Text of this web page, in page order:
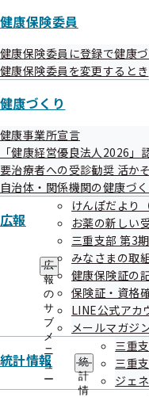
健康保険委員
健康保険委員に登録で健康
健康保険委員を変更するとき
健康づくり
健康事業所宣言
「健康経営優良法人2026」
要治療者への受診勧奨 活か
自治体・関係機関の健康づ
広報
広
報
の
サ
ブ
メ
ニ
ュ
ー
けんぽだより
お薬の新しい
三重支部 第3
みなさまの取
健康保険証の
保険証・資格
LINE公式アカ
メールマガジ
統計情報
統
計
情
三重
三重
ジェ
協会けんぽTOP都道府県
令和07年度
連絡先・アクセス
本部所在地
給付と手続き
健康づくり